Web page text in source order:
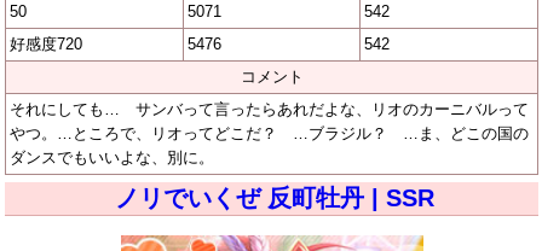
50
5071
542
好感度720
5476
542
コメント
それにしても… サンバって言ったらあれだよな、リオのカーニバルって
やつ。…ところで、リオってどこだ？ …ブラジル？ …ま、どこの国の
ダンスでもいいよな、別に。
ノリでいくぜ 反町牡丹 | SSR